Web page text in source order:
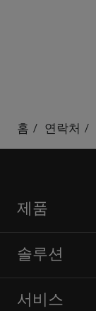
홈 연락처
제품
솔루션
서비스